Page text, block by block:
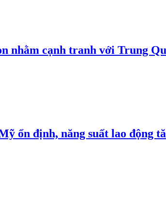
nhằm cạnh tranh với Trung
ổn định, năng suất lao động